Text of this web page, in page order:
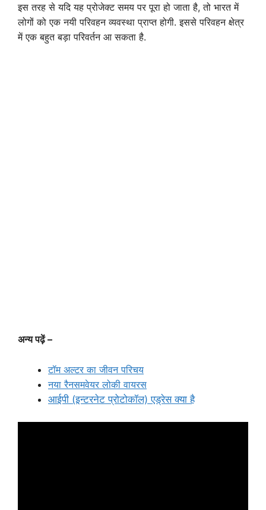
इस तरह से यदि यह प्रोजेक्ट समय पर पूरा हो जाता है, तो भारत में
लोगों को एक नयी परिवहन व्यवस्था प्राप्त होगी. इससे परिवहन क्षेत्र
में एक बहुत बड़ा परिवर्तन आ सकता है.
अन्य पढ़ें –
टॉम अल्टर का जीवन परिचय
नया रैनसमवेयर लोकी वायरस
आईपी (इन्टरनेट प्रोटोकॉल) एड्रेस क्या है